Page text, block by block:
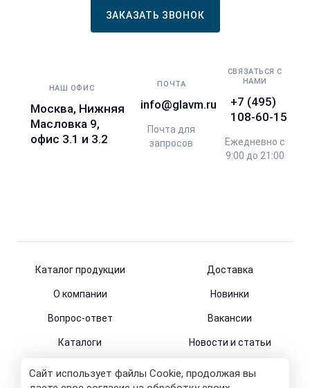
Сайт использует файлы Cookie, продолжая вы
ЗАКАЗАТЬ ЗВОНОК
НАШ ОФИС
Москва, Нижняя
Масловка 9,
офис 3.1 и 3.2
ПОЧТА
info@glavm.ru
Почта для
запросов
СВЯЗАТЬСЯ С
НАМИ
+7 (495)
108-60-15
Ежедневно с
9:00 до 21:00
Каталог продукции Доставка
О компании Новинки
Вопрос-ответ Вакансии
Каталоги Новости и статьи